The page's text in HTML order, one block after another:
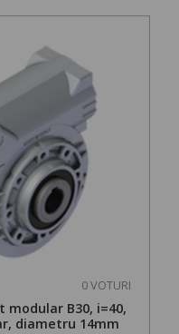
0 VOTURI
B30, i=40,
diametru 14mm